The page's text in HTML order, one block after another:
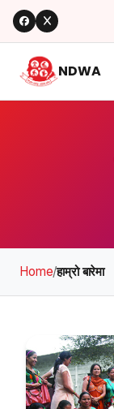
NDWA
Home/हाम्रो बारेमा